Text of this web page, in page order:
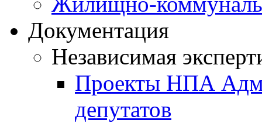
Документация
Независимая
Проекты НПА
депутатов